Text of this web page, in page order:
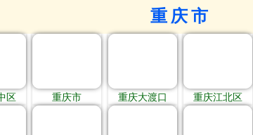
重庆市
区 重庆市 重庆大渡口 重庆江北区